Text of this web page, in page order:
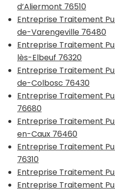
d’Aliermont 76510
Entreprise Traitement
de-Varengeville 76480
Entreprise Traitement
lès-Elbeuf 76320
Entreprise Traitement
de-Colbosc 76430
Entreprise Traitement
76680
Entreprise Traitement
en-Caux 76460
Entreprise Traitement
76310
Entreprise Traitement
Entreprise Traitement